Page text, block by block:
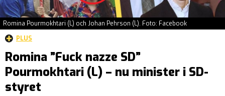
Romina Pourmokhtari (L) och Johan Pehrson (L). Foto: Facebook
PLUS
Romina ”Fuck nazze SD”
Pourmokhtari (L) – nu minister i SD-
styret